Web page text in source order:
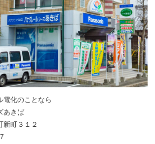
電化のことなら
あきば
新町３１２